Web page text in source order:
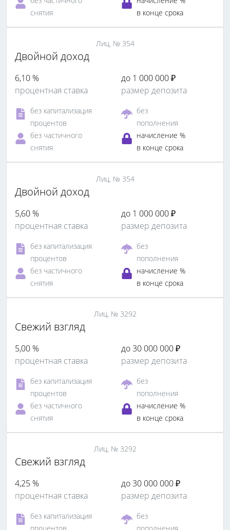
снятия
в конце срока
Лиц. № 354
Двойной доход
6,10 %
процентная ставка
до 1 000 000 ₽
размер депозита
без капитализация
процентов
без
пополнения
без частичного
снятия
начисление %
в конце срока
Лиц. № 354
Двойной доход
5,60 %
процентная ставка
до 1 000 000 ₽
размер депозита
без капитализация
процентов
без
пополнения
без частичного
снятия
начисление %
в конце срока
Лиц. № 3292
Свежий взгляд
5,00 %
процентная ставка
до 30 000 000 ₽
размер депозита
без капитализация
процентов
без
пополнения
без частичного
снятия
начисление %
в конце срока
Лиц. № 3292
Свежий взгляд
4,25 %
процентная ставка
до 30 000 000 ₽
размер депозита
без капитализация
без